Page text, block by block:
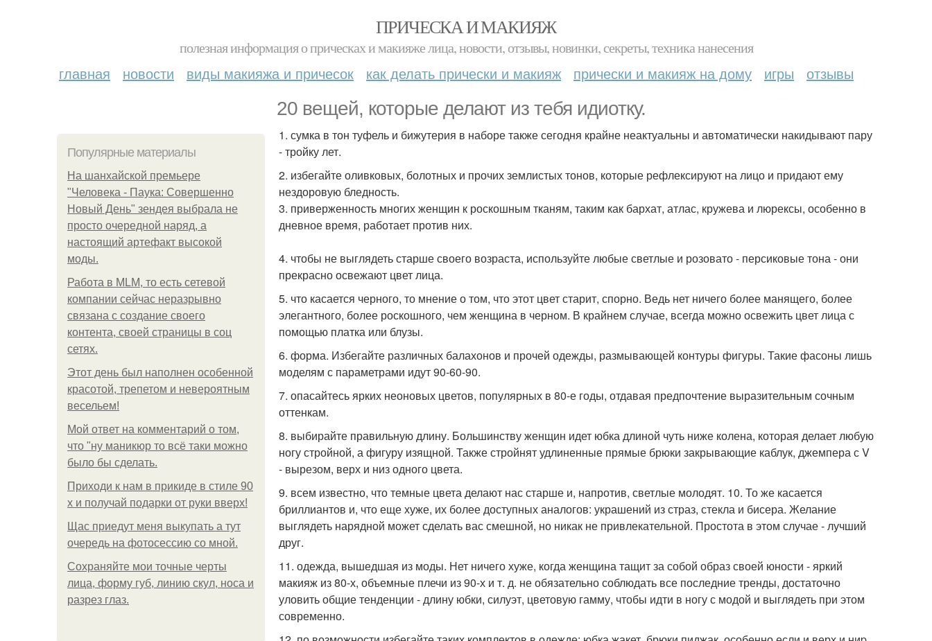
ПРИЧЕСКА И МАКИЯЖ
полезная информация о прическах и макияже лица, новости, отзывы, новинки, секреты, техника нанесения
главная новости виды макияжа и причесок как делать прически и макияж прически и макияж на дому игры отзывы
20 вещей, которые делают из тебя идиотку.
Популярные материалы
На шанхайской премьере
"Человека - Паука: Совершенно
Новый День" зендея выбрала не
просто очередной наряд, а
настоящий артефакт высокой
моды.
Работа в MLM, то есть сетевой
компании сейчас неразрывно
связана с создание своего
контента, своей страницы в соц
сетях.
Этот день был наполнен особенной
красотой, трепетом и невероятным
весельем!
Мой ответ на комментарий о том,
что "ну маникюр то всё таки можно
было бы сделать.
Приходи к нам в прикиде в стиле 90
х и получай подарки от руки вверх!
Щас приедут меня выкупать а тут
очередь на фотосессию со мной.
Сохраняйте мои точные черты
лица, форму губ, линию скул, носа и
разрез глаз.
1. сумка в тон туфель и бижутерия в наборе также сегодня крайне неактуальны и автоматически накидывают пару
- тройку лет.
2. избегайте оливковых, болотных и прочих землистых тонов, которые рефлексируют на лицо и придают ему
нездоровую бледность.
3. приверженность многих женщин к роскошным тканям, таким как бархат, атлас, кружева и люрексы, особенно в
дневное время, работает против них.
4. чтобы не выглядеть старше своего возраста, используйте любые светлые и розовато - персиковые тона - они
прекрасно освежают цвет лица.
5. что касается черного, то мнение о том, что этот цвет старит, спорно. Ведь нет ничего более манящего, более
элегантного, более роскошного, чем женщина в черном. В крайнем случае, всегда можно освежить цвет лица с
помощью платка или блузы.
6. форма. Избегайте различных балахонов и прочей одежды, размывающей контуры фигуры. Такие фасоны лишь
моделям с параметрами идут 90-60-90.
7. опасайтесь ярких неоновых цветов, популярных в 80-е годы, отдавая предпочтение выразительным сочным
оттенкам.
8. выбирайте правильную длину. Большинству женщин идет юбка длиной чуть ниже колена, которая делает любую
ногу стройной, а фигуру изящной. Также стройнят удлиненные прямые брюки закрывающие каблук, джемпера с V
- вырезом, верх и низ одного цвета.
9. всем известно, что темные цвета делают нас старше и, напротив, светлые молодят. 10. То же касается
бриллиантов и, что еще хуже, их более доступных аналогов: украшений из страз, стекла и бисера. Желание
выглядеть нарядной может сделать вас смешной, но никак не привлекательной. Простота в этом случае - лучший
друг.
11. одежда, вышедшая из моды. Нет ничего хуже, когда женщина тащит за собой образ своей юности - яркий
макияж из 80-х, объемные плечи из 90-х и т. д. не обязательно соблюдать все последние тренды, достаточно
уловить общие тенденции - длину юбки, силуэт, цветовую гамму, чтобы идти в ногу с модой и выглядеть при этом
современно.